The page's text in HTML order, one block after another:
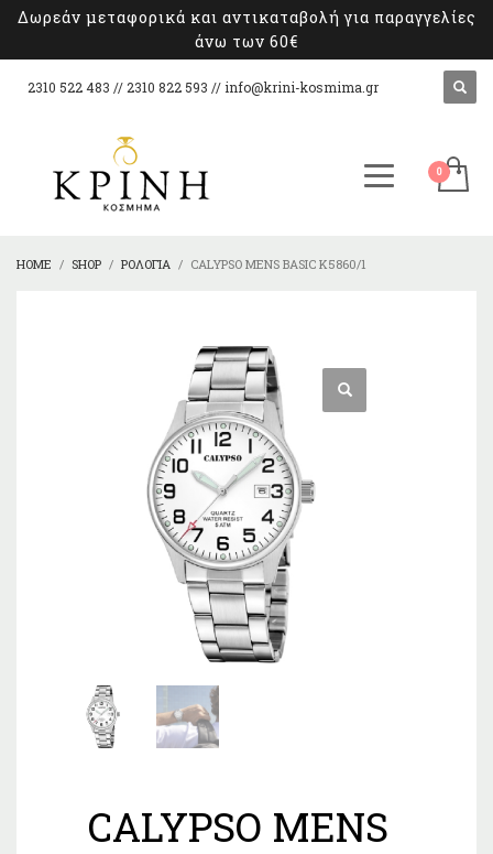
Δωρεάν μεταφορικά και αντικαταβολή για παραγγελίες
άνω των 60€
2310 522 483 // 2310 822 593 // info@krini-kosmima.gr
HOME SHOP ΡΟΛΌΓΙΑ CALYPSO MENS BASIC K5860/1
CALYPSO MENS